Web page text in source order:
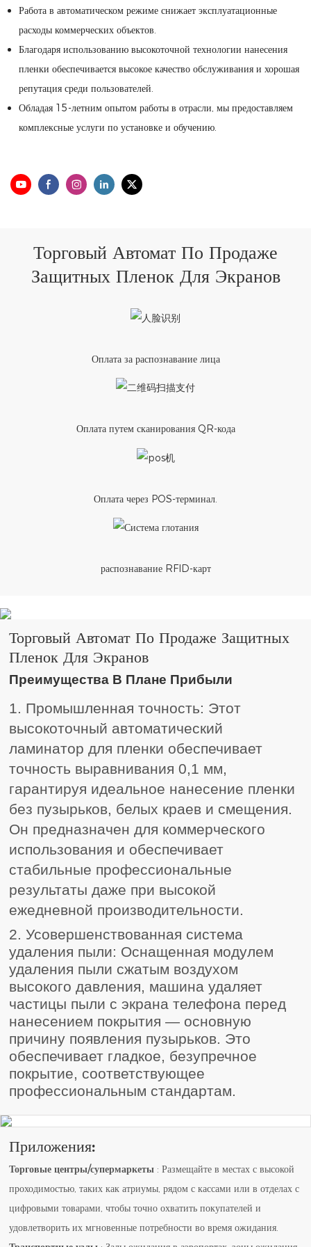
Работа в автоматическом режиме снижает эксплуатационные
расходы коммерческих объектов.
Благодаря использованию высокоточной технологии нанесения
пленки обеспечивается высокое качество обслуживания и хорошая
репутация среди пользователей.
Обладая 15-летним опытом работы в отрасли, мы предоставляем
комплексные услуги по установке и обучению.
Торговый Автомат По Продаже
Защитных Пленок Для Экранов
Оплата за распознавание лица
Оплата путем сканирования QR-кода
Оплата через POS-терминал.
распознавание RFID-карт
Торговый Автомат По Продаже Защитных
Пленок Для Экранов
Преимущества В Плане Прибыли
1. Промышленная точность: Этот
высокоточный автоматический
ламинатор для пленки обеспечивает
точность выравнивания 0,1 мм,
гарантируя идеальное нанесение пленки
без пузырьков, белых краев и смещения.
Он предназначен для коммерческого
использования и обеспечивает
стабильные профессиональные
результаты даже при высокой
ежедневной производительности.
2. Усовершенствованная система
удаления пыли: Оснащенная модулем
удаления пыли сжатым воздухом
высокого давления, машина удаляет
частицы пыли с экрана телефона перед
нанесением покрытия — основную
причину появления пузырьков. Это
обеспечивает гладкое, безупречное
покрытие, соответствующее
профессиональным стандартам.
Приложения:
Торговые центры/супермаркеты : Размещайте в местах с высокой
проходимостью, таких как атриумы, рядом с кассами или в отделах с
цифровыми товарами, чтобы точно охватить покупателей и
удовлетворить их мгновенные потребности во время ожидания.